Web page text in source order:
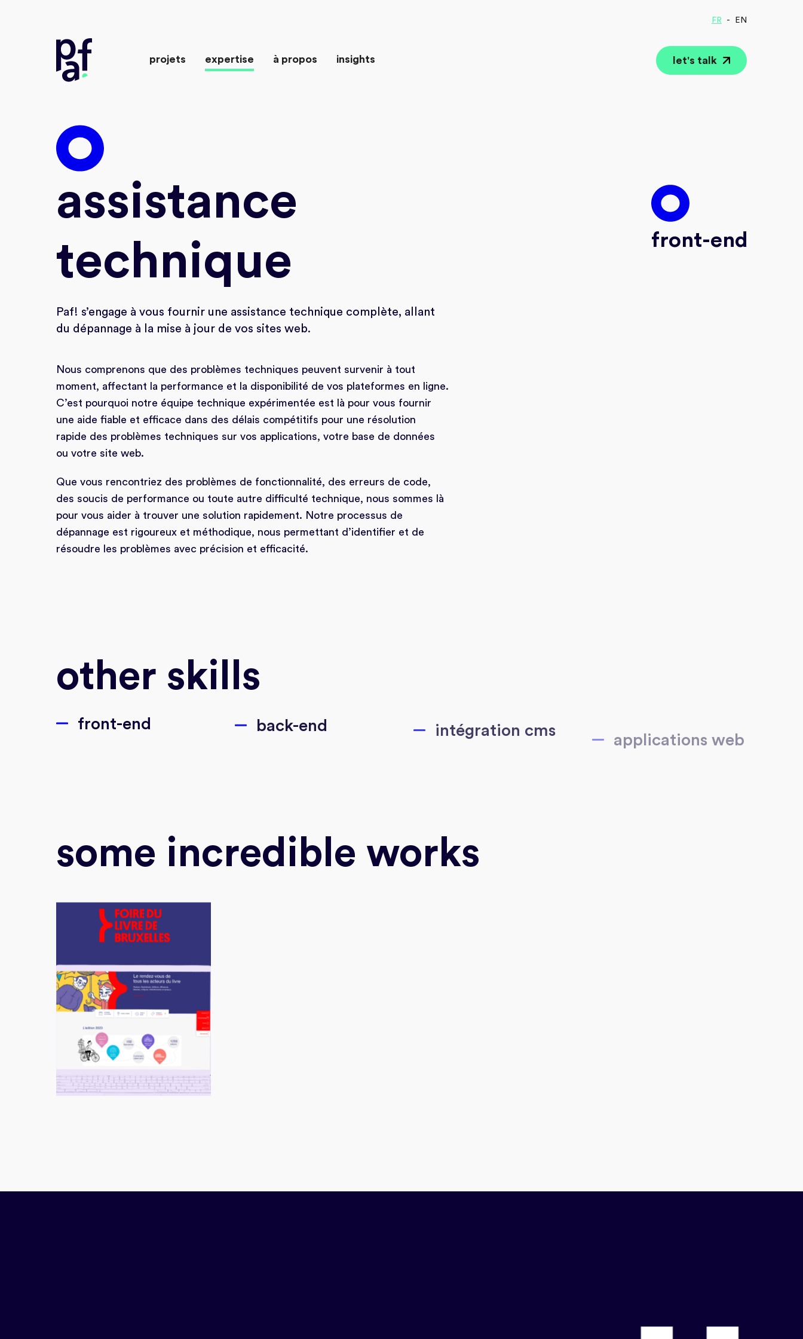
together to the wow
projets expertise à propos insights let's talk
FR EN
assistance
technique
Paf! s’engage à vous fournir une assistance technique complète, allant
du dépannage à la mise à jour de vos sites web.
Nous comprenons que des problèmes techniques peuvent survenir à tout
moment, affectant la performance et la disponibilité de vos plateformes en ligne.
C’est pourquoi notre équipe technique expérimentée est là pour vous fournir
une aide fiable et efficace dans des délais compétitifs pour une résolution
rapide des problèmes techniques sur vos applications, votre base de données
ou votre site web.
Que vous rencontriez des problèmes de fonctionnalité, des erreurs de code,
des soucis de performance ou toute autre difficulté technique, nous sommes là
pour vous aider à trouver une solution rapidement. Notre processus de
dépannage est rigoureux et méthodique, nous permettant d’identifier et de
résoudre les problèmes avec précision et efficacité.
front-end
other skills
front-end back-end intégration cms
applications web
some incredible works